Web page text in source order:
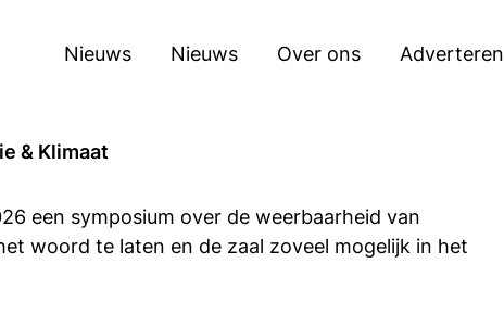
Nieuws Nieuws Over ons Adverteren
& Klimaat
een symposium over de weerbaarheid van
woord te laten en de zaal zoveel mogelijk in het